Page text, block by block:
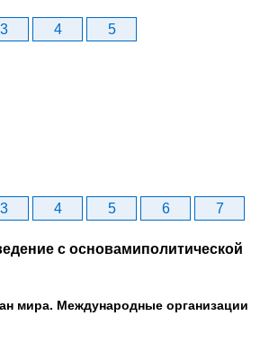
3 4 5
3 4 5 6 7
с основамиполитической
мира. Международные организации